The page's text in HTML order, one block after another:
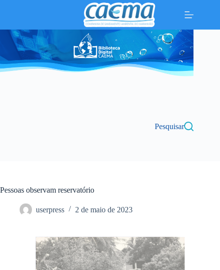
conteúdo
Pesquisar
Pessoas observam reservatório
userpress 2 de maio de 2023